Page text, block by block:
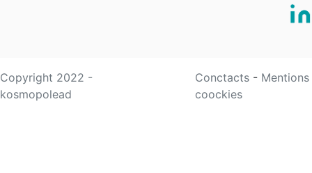
Copyright 2022 -
kosmopolead
Conctacts -
coockies